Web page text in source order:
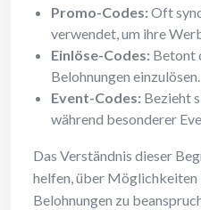
Promo-Codes:Oft
verwendet, um ihre
Einlöse-Codes: Betont
Belohnungen einzulösen.
Event-Codes: Bezieht
während besonderer
Das Verständnis dieser
helfen, über
Belohnungen zu